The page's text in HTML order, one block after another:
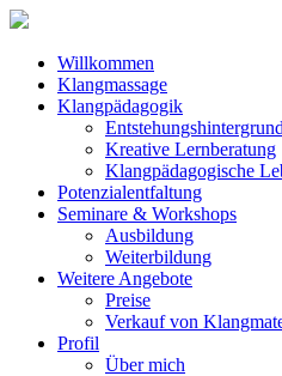
Willkommen
Klangmassage
Klangpädagogik
Entstehungshintergrund
Kreative Lernberatung
Klangpädagogische
Potenzialentfaltung
Seminare & Workshops
Ausbildung
Weiterbildung
Weitere Angebote
Preise
Verkauf von
Profil
Über mich